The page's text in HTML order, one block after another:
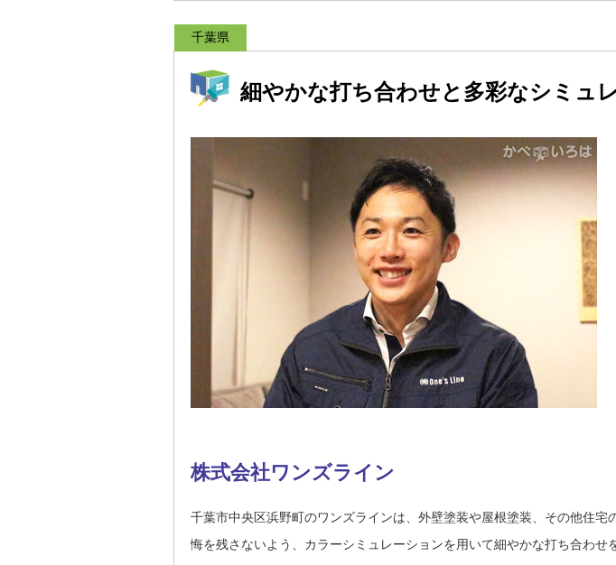
千葉県
細やかな打ち合わせと多彩なシミュ
株式会社ワンズライン
千葉市中央区浜野町のワンズラインは、外壁塗装や屋根塗装、その他住
悔を残さないよう、カラーシミュレーションを用いて細やかな打ち合わせ